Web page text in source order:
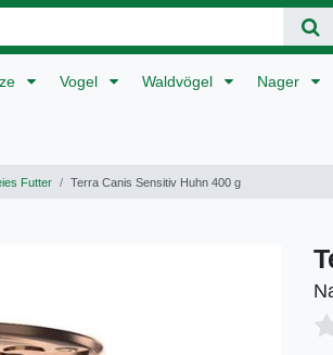
Vogel Waldvögel Nager
Futter Terra Canis Sensitiv Huhn 400 g